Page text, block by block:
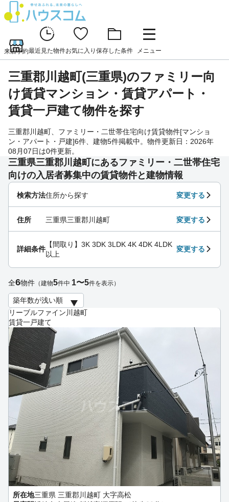
来店予約最近見た物件お気に入り 保存した条件 メニュー
三重郡川越町(三重県)のファミリー向
け賃貸マンション・賃貸アパート・
賃貸一戸建て物件を探す
三重郡川越町、ファミリー・二世帯住宅向け賃貸物件[マンショ
ン・アパート・戸建]6件、建物5件掲載中。物件更新日：2026年
08月07日は0件更新。
三重県三重郡川越町にあるファミリー・二世帯住宅
向けの入居者募集中の賃貸物件と建物情報
リーブルファイン川越町
賃貸一戸建て
所在地三重県 三重郡川越町 大字高松
検索方法住所から探す 変更する
住所 三重県三重郡川越町 変更する
詳細条件
【間取り】3K 3DK 3LDK 4K 4DK 4LDK
以上
変更する
全6物件 （建物5件中 1〜5件を表示）